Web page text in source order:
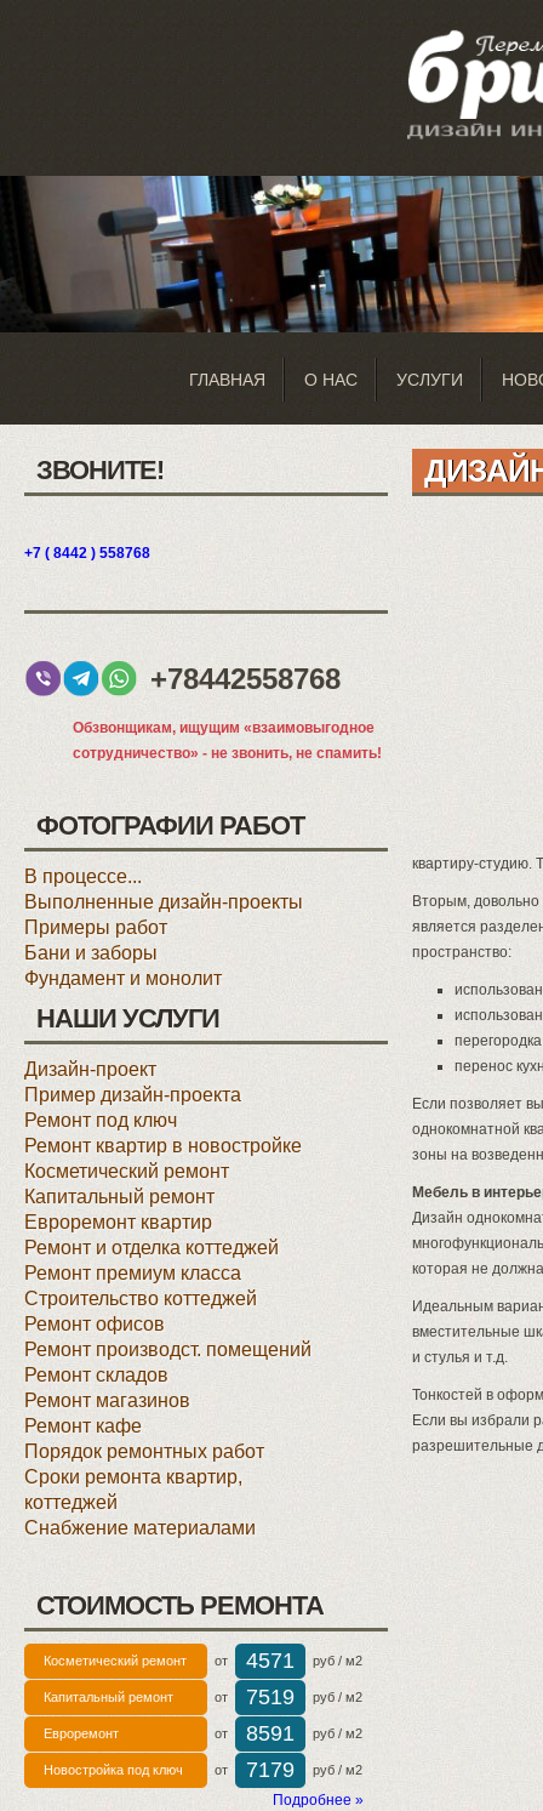
ГЛАВНАЯ О НАС УСЛУГИ
ЗВОНИТЕ!
+7 ( 8442 ) 558768
+78442558768
Обзвонщикам, ищущим «взаимовыгодное
сотрудничество» - не звонить, не спамить!
ФОТОГРАФИИ РАБОТ
В процессе...
Выполненные дизайн-проекты
Примеры работ
Бани и заборы
Фундамент и монолит
НАШИ УСЛУГИ
Дизайн-проект
Пример дизайн-проекта
Ремонт под ключ
Ремонт квартир в новостройке
Косметический ремонт
Капитальный ремонт
Евроремонт квартир
Ремонт и отделка коттеджей
Ремонт премиум класса
Строительство коттеджей
Ремонт офисов
Ремонт производст. помещений
Ремонт складов
Ремонт магазинов
Ремонт кафе
Порядок ремонтных работ
Сроки ремонта квартир,
коттеджей
Снабжение материалами
СТОИМОСТЬ РЕМОНТА
Косметический ремонт от 4571 руб / м2
Капитальный ремонт от 7519 руб / м2
Евроремонт от 8591 руб / м2
Новостройка под ключ от 7179 руб / м2
Подробнее »
квартиру-студию.
Вторым,
является
пространство:
перенос
Если позволяет
однокомнатной
зоны на
Мебель в
Дизайн
которая не
Идеальным
вместительные
и стулья и т.д.
Тонкостей в
Если вы избрали
разрешительные